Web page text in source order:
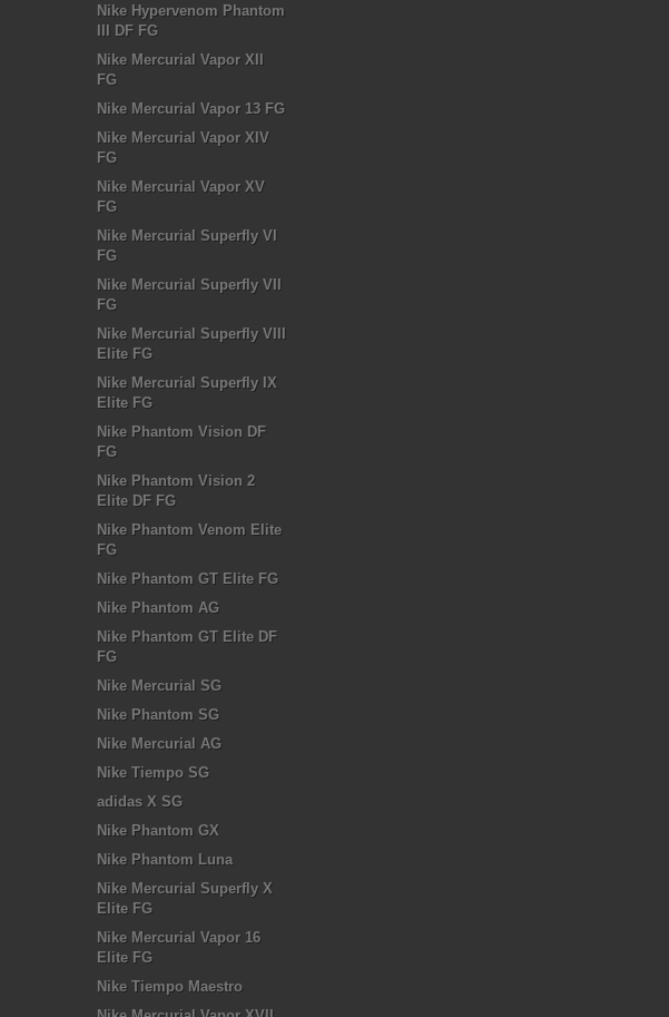
Nike Hypervenom Phantom
III DF FG
Nike Mercurial Vapor XII
FG
Nike Mercurial Vapor 13 FG
Nike Mercurial Vapor XIV
FG
Nike Mercurial Vapor XV
FG
Nike Mercurial Superfly VI
FG
Nike Mercurial Superfly VII
FG
Nike Mercurial Superfly VIII
Elite FG
Nike Mercurial Superfly IX
Elite FG
Nike Phantom Vision DF
FG
Nike Phantom Vision 2
Elite DF FG
Nike Phantom Venom Elite
FG
Nike Phantom GT Elite FG
Nike Phantom AG
Nike Phantom GT Elite DF
FG
Nike Mercurial SG
Nike Phantom SG
Nike Mercurial AG
Nike Tiempo SG
adidas X SG
Nike Phantom GX
Nike Phantom Luna
Nike Mercurial Superfly X
Elite FG
Nike Mercurial Vapor 16
Elite FG
Nike Tiempo Maestro